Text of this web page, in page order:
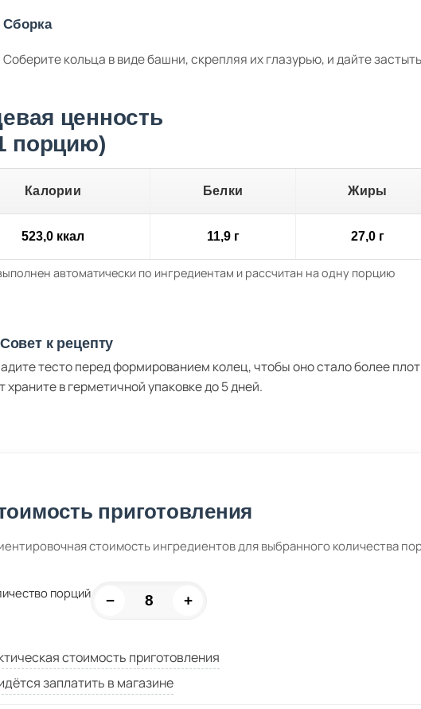
Сборка
Соберите кольца в виде башни, скрепляя их глазурью, и дайте
ценность
порцию)
Калории Белки Жиры
523,0 ккал 11,9 г 27,0 г
автоматически по ингредиентам и рассчитан на одну порцию
Совет к рецепту
тесто перед формированием колец, чтобы оно стало более
храните в герметичной упаковке до 5 дней.
приготовления
стоимость ингредиентов для выбранного количества
порций − +
стоимость приготовления
заплатить в магазине